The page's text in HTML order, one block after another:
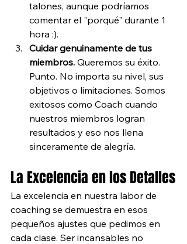
talones, aunque podríamos
comentar el "porqué" durante 1
hora :).
Cuidar genuinamente de tus
miembros. Queremos su éxito.
Punto. No importa su nivel, sus
objetivos o limitaciones. Somos
exitosos como Coach cuando
nuestros miembros logran
resultados y eso nos llena
sinceramente de alegría.
La Excelencia en los Detalles
La excelencia en nuestra labor de
coaching se demuestra en esos
pequeños ajustes que pedimos en
cada clase. Ser incansables no